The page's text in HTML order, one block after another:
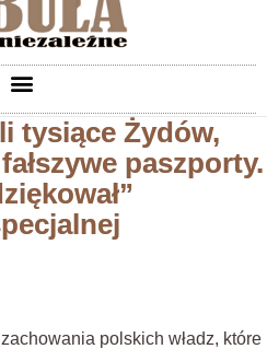
tysiące Żydów,
paszporty.
polskich władz, które